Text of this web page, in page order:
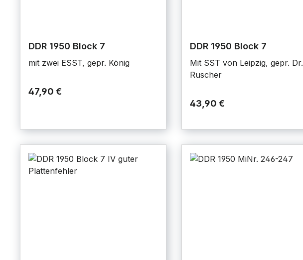
DDR 1950 Block 7
mit zwei ESST, gepr. König
47,90 €
DDR 1950 Block 7
Mit SST von Leipzig, gepr. Dr.
Ruscher
43,90 €